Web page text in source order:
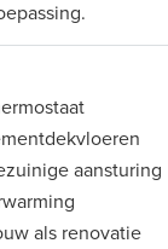
aansturing
als renovatie